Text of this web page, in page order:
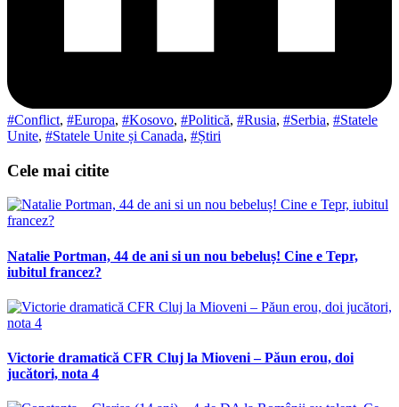
#Conflict, #Europa, #Kosovo, #Politică, #Rusia, #Serbia, #Statele
Unite, #Statele Unite și Canada, #Știri
Cele mai citite
Natalie Portman, 44 de ani si un nou bebeluș! Cine e Tepr,
iubitul francez?
Victorie dramatică CFR Cluj la Mioveni – Păun erou, doi
jucători, nota 4